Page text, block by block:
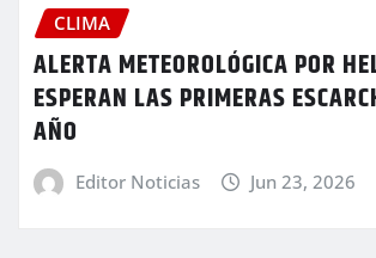
CLIMA
ALERTA METEOROLÓGICA POR
ESPERAN LAS PRIMERAS
AÑO
Editor Noticias Jun 23, 2026